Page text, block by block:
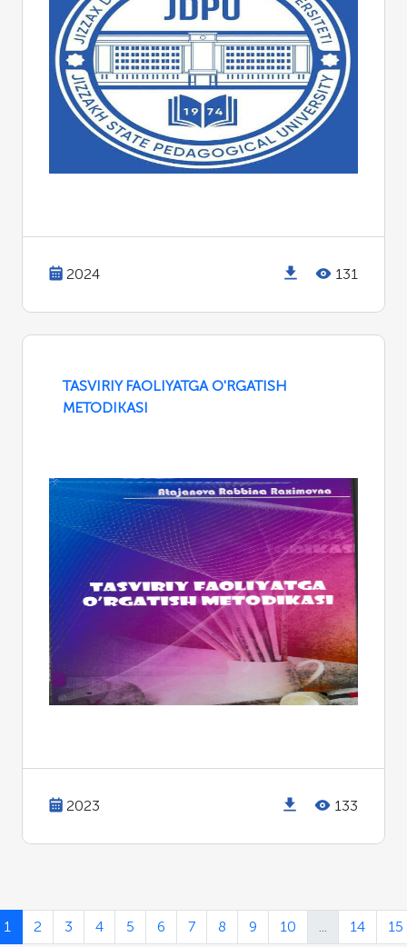
2024 131
TASVIRIY FAOLIYATGA O'RGATISH
METODIKASI
2023 133
1 2 3 4 5 6 7 8 9 10 ... 14 15